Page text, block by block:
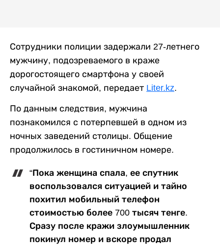
Сотрудники полиции задержали 27-летнего
мужчину, подозреваемого в краже
дорогостоящего смартфона у своей
случайной знакомой, передает Liter.kz.
По данным следствия, мужчина
познакомился с потерпевшей в одном из
ночных заведений столицы. Общение
продолжилось в гостиничном номере.
“Пока женщина спала, ее спутник
воспользовался ситуацией и тайно
похитил мобильный телефон
стоимостью более 700 тысяч тенге.
Сразу после кражи злоумышленник
покинул номер и вскоре продал